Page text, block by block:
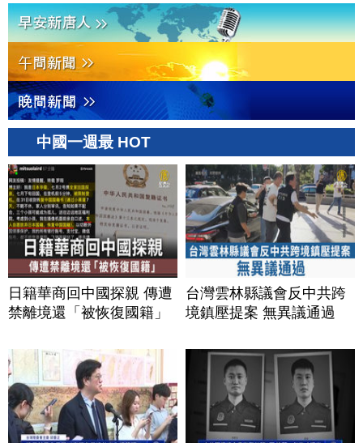
中國一週最 HOT
日籍華商回中國探親 傳遭
禁離境還「被恢復國籍」
台灣雲林縣議會反中共跨
境鎮壓提案 無異議通過